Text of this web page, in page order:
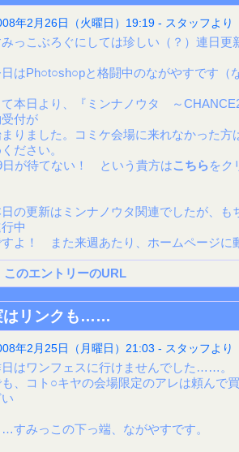
年2月26日（火曜日）19:19 - スタッフより
っこぶろぐにしては珍しい（？）連日更
はPh○t○sh○pと格闘中のながやすです（
て本日より、『ミンナノウタ ～
付が
りました。コミケ会場に来れなかった方
ださい。
日が待てない！ という貴方はこちらをク
の更新はミンナノウタ関連でしたが、も
中
すよ！ また来週あたり、ホームページに
このエントリーのURL
はリンクも……
年2月25日（月曜日）21:03 - スタッフより
日はワンフェスに行けませんでした……。
も、コト○キヤの会場限定のアレは頼んで
すみっこの下っ端、ながやすです。